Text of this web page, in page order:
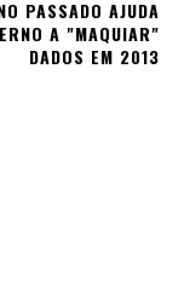
PASSADO AJUDA
A "MAQUIAR"
DADOS EM 2013